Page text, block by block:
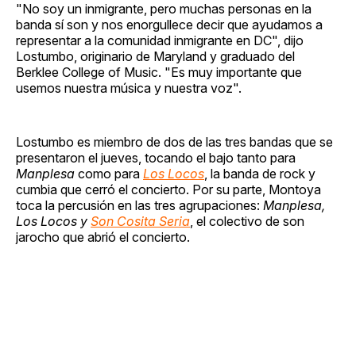
"No soy un inmigrante, pero muchas personas en la
banda sí son y nos enorgullece decir que ayudamos a
representar a la comunidad inmigrante en DC", dijo
Lostumbo, originario de Maryland y graduado del
Berklee College of Music. "Es muy importante que
usemos nuestra música y nuestra voz".
Lostumbo es miembro de dos de las tres bandas que se
presentaron el jueves, tocando el bajo tanto para
Manplesa como para Los Locos, la banda de rock y
cumbia que cerró el concierto. Por su parte, Montoya
toca la percusión en las tres agrupaciones: Manplesa,
Los Locos y Son Cosita Seria, el colectivo de son
jarocho que abrió el concierto.